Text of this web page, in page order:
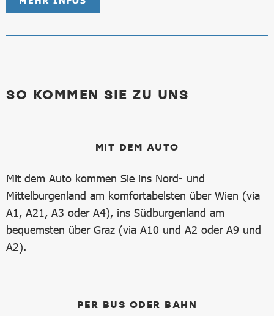
SO KOMMEN SIE ZU UNS
MIT DEM AUTO
Mit dem Auto kommen Sie ins Nord- und
Mittelburgenland am komfortabelsten über Wien (via
A1, A21, A3 oder A4), ins Südburgenland am
bequemsten über Graz (via A10 und A2 oder A9 und
A2).
PER BUS ODER BAHN